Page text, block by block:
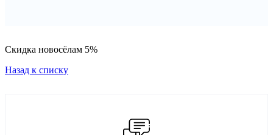
Скидка новосёлам 5%
Назад к списку